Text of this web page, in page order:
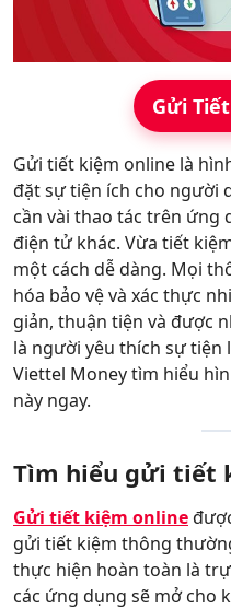
Gửi
Gửi tiết kiệm online là
đặt sự tiện ích cho người
cần vài thao tác trên ứng
điện tử khác. Vừa tiết
một cách dễ dàng. Mọi
hóa bảo vệ và xác thực
giản, thuận tiện và được
là người yêu thích sự tiện
Viettel Money tìm hiểu
này ngay.
Tìm hiểu gửi tiết
Gửi tiết kiệm online
gửi tiết kiệm thông
thực hiện hoàn toàn là
các ứng dụng sẽ mở cho